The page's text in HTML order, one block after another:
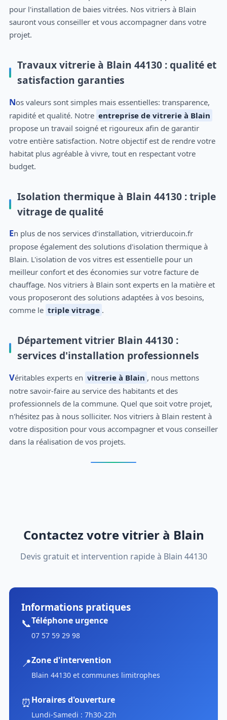
pour l'installation de baies vitrées. Nos vitriers à Blain
sauront vous conseiller et vous accompagner dans votre
projet.
Travaux vitrerie à Blain 44130 : qualité et
satisfaction garanties
Nos valeurs sont simples mais essentielles: transparence,
rapidité et qualité. Notre entreprise de vitrerie à Blain
propose un travail soigné et rigoureux afin de garantir
votre entière satisfaction. Notre objectif est de rendre votre
habitat plus agréable à vivre, tout en respectant votre
budget.
Isolation thermique à Blain 44130 : triple
vitrage de qualité
En plus de nos services d'installation, vitrierducoin.fr
propose également des solutions d'isolation thermique à
Blain. L'isolation de vos vitres est essentielle pour un
meilleur confort et des économies sur votre facture de
chauffage. Nos vitriers à Blain sont experts en la matière et
vous proposeront des solutions adaptées à vos besoins,
comme le triple vitrage .
Département vitrier Blain 44130 :
services d'installation professionnels
Véritables experts en vitrerie à Blain , nous mettons
notre savoir-faire au service des habitants et des
professionnels de la commune. Quel que soit votre projet,
n'hésitez pas à nous solliciter. Nos vitriers à Blain restent à
votre disposition pour vous accompagner et vous conseiller
dans la réalisation de vos projets.
Contactez votre vitrier à Blain
Devis gratuit et intervention rapide à Blain 44130
Informations pratiques
📞Téléphone urgence
07 57 59 29 98
📍Zone d'intervention
Blain 44130 et communes limitrophes
⏰Horaires d'ouverture
Lundi-Samedi : 7h30-22h